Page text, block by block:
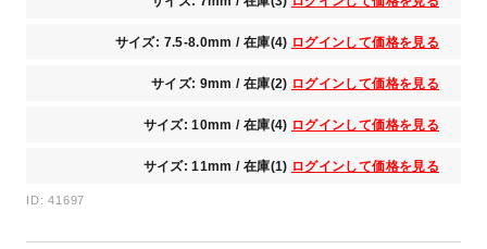
サイズ: 7.5-8.0mm / 在庫(4) ログインして価格を見る
サイズ: 9mm / 在庫(2) ログインして価格を見る
サイズ: 10mm / 在庫(4) ログインして価格を見る
サイズ: 11mm / 在庫(1) ログインして価格を見る
ID: 41697